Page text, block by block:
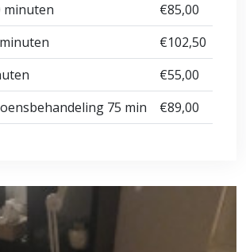
minuten
€85,00
€102,50
€55,00
75 min
€89,00